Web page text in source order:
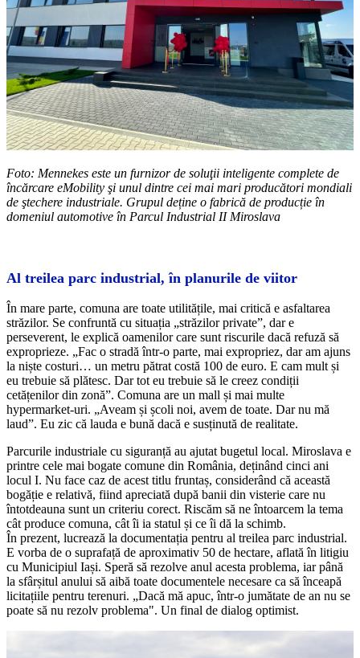
Foto: Mennekes este un furnizor de soluţii inteligente complete de
încărcare eMobility şi unul dintre cei mai mari producători mondiali
de ştechere industriale. Grupul deține o fabrică de producție în
domeniul automotive în Parcul Industrial II Miroslava
Al treilea parc industrial, în planurile de viitor
În mare parte, comuna are toate utilitățile, mai critică e asfaltarea
străzilor. Se confruntă cu situația „străzilor private”, dar e
perseverent, le explică oamenilor care sunt riscurile dacă refuză să
exproprieze. „Fac o stradă într-o parte, mai expropriez, dar am ajuns
la niște costuri… un metru pătrat costă 100 de euro. E cam mult și
eu trebuie să plătesc. Dar tot eu trebuie să le creez condiții
cetățenilor din zonă”. Comuna are un mall și mai multe
hypermarket-uri. „Aveam și școli noi, avem de toate. Dar nu mă
laud”. Eu zic că lauda e bună dacă e susținută de realitate.
Parcurile industriale cu siguranță au ajutat bugetul local. Miroslava e
printre cele mai bogate comune din România, deținând cinci ani
locul I. Nu face caz de acest titlu fruntaș, considerând că această
bogăție e relativă, fiind apreciată după banii din visterie care nu
întotdeauna sunt un criteriu corect. Riscăm să ne întoarcem la tema
cât produce comuna, cât îi ia statul și ce îi dă la schimb.
În prezent, lucrează la documentația pentru al treilea parc industrial.
E vorba de o suprafață de aproximativ 50 de hectare, aflată în litigiu
cu Municipiul Iași. Speră să rezolve anul acesta problema, iar până
la sfârșitul anului să aibă toate documentele necesare ca să înceapă
licitațiile pentru terenuri. „Dacă mă apuc, într-o jumătate de an nu se
poate să nu rezolv problema". Un final de dialog optimist.